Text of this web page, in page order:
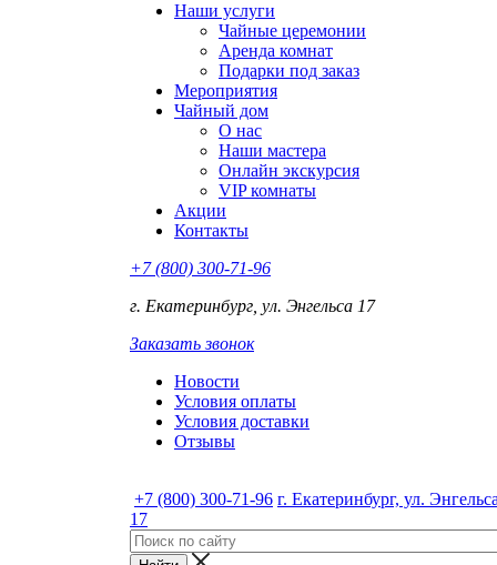
Наши услуги
Чайные церемонии
Аренда комнат
Подарки под заказ
Мероприятия
Чайный дом
О нас
Наши мастера
Онлайн экскурсия
VIP комнаты
Акции
Контакты
+7 (800) 300-71-96
г. Екатеринбург, ул. Энгельса 17
Заказать звонок
Новости
Условия оплаты
Условия доставки
Отзывы
+7 (800) 300-71-96 г. Екатеринбург, ул.
17